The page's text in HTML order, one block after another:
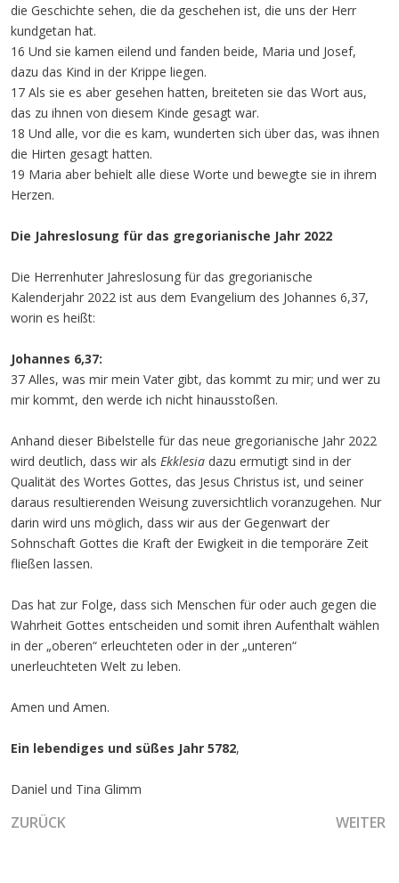
die Geschichte sehen, die da geschehen ist, die uns der Herr
kundgetan hat.
16 Und sie kamen eilend und fanden beide, Maria und Josef,
dazu das Kind in der Krippe liegen.
17 Als sie es aber gesehen hatten, breiteten sie das Wort aus,
das zu ihnen von diesem Kinde gesagt war.
18 Und alle, vor die es kam, wunderten sich über das, was ihnen
die Hirten gesagt hatten.
19 Maria aber behielt alle diese Worte und bewegte sie in ihrem
Herzen.
Die Jahreslosung für das gregorianische Jahr 2022
Die Herrenhuter Jahreslosung für das gregorianische
Kalenderjahr 2022 ist aus dem Evangelium des Johannes 6,37,
worin es heißt:
Johannes 6,37:
37 Alles, was mir mein Vater gibt, das kommt zu mir; und wer zu
mir kommt, den werde ich nicht hinausstoßen.
Anhand dieser Bibelstelle für das neue gregorianische Jahr 2022
wird deutlich, dass wir als Ekklesia dazu ermutigt sind in der
Qualität des Wortes Gottes, das Jesus Christus ist, und seiner
daraus resultierenden Weisung zuversichtlich voranzugehen. Nur
darin wird uns möglich, dass wir aus der Gegenwart der
Sohnschaft Gottes die Kraft der Ewigkeit in die temporäre Zeit
fließen lassen.
Das hat zur Folge, dass sich Menschen für oder auch gegen die
Wahrheit Gottes entscheiden und somit ihren Aufenthalt wählen
in der „oberen“ erleuchteten oder in der „unteren“
unerleuchteten Welt zu leben.
Amen und Amen.
Ein lebendiges und süßes Jahr 5782,
Daniel und Tina Glimm
VORHERIGER BEITRAG: DIE VERWANDLUNG DES
ZURÜCK WEITER